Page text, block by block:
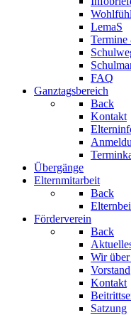
LemaS
Termine
FAQ
Ganztagsbereich
Back
Kontakt
Übergänge
Elternmitarbeit
Back
Förderverein
Back
Wir
Vorstand
Kontakt
Satzung